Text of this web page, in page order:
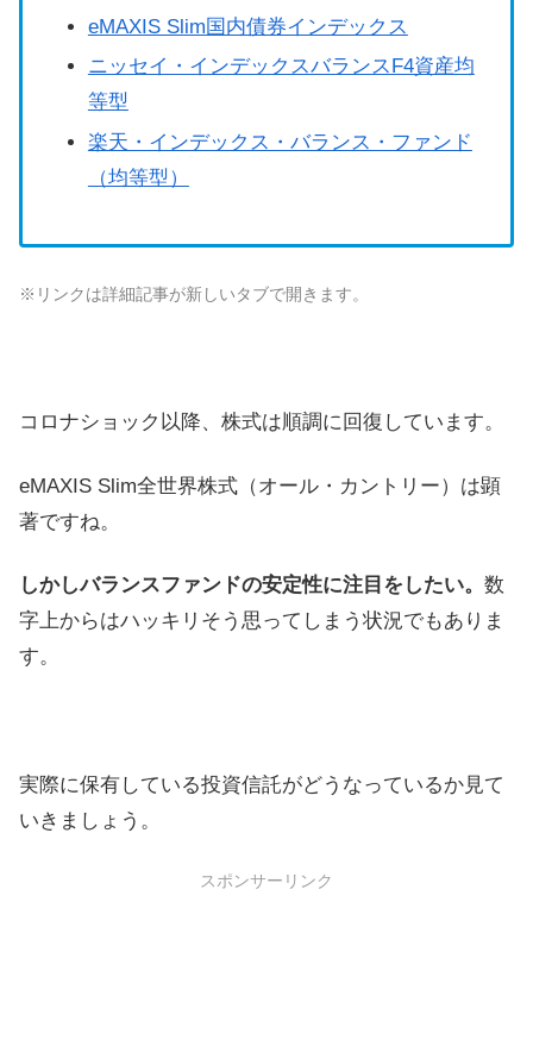
eMAXIS Slim国内債券インデックス
ニッセイ・インデックスバランスF4資産均
等型
楽天・インデックス・バランス・ファンド
（均等型）
※リンクは詳細記事が新しいタブで開きます。
コロナショック以降、株式は順調に回復しています。
eMAXIS Slim全世界株式（オール・カントリー）は顕
著ですね。
しかしバランスファンドの安定性に注目をしたい。 数
字上からはハッキリそう思ってしまう状況でもありま
す。
実際に保有している投資信託がどうなっているか見て
いきましょう。
スポンサーリンク